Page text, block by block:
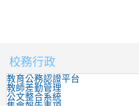
:::
校務行政
教育公務認證平台
教師差勤管理
公文整合系統